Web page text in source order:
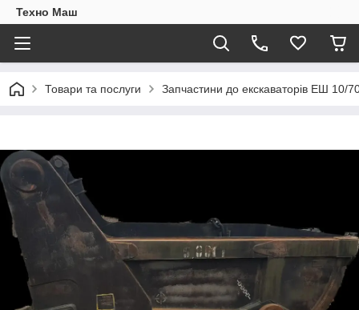
Техно Маш
Товари та послуги Запчастини до екскаваторів ЕШ 10/